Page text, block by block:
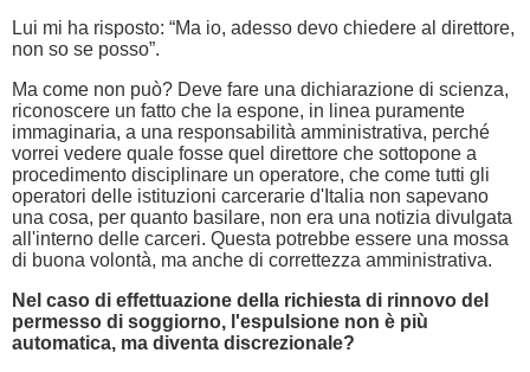
Lui mi ha risposto: “Ma io, adesso devo chiedere al direttore,
non so se posso”.
Ma come non può? Deve fare una dichiarazione di scienza,
riconoscere un fatto che la espone, in linea puramente
immaginaria, a una responsabilità amministrativa, perché
vorrei vedere quale fosse quel direttore che sottopone a
procedimento disciplinare un operatore, che come tutti gli
operatori delle istituzioni carcerarie d'Italia non sapevano
una cosa, per quanto basilare, non era una notizia divulgata
all'interno delle carceri. Questa potrebbe essere una mossa
di buona volontà, ma anche di correttezza amministrativa.
Nel caso di effettuazione della richiesta di rinnovo del
permesso di soggiorno, l'espulsione non è più
automatica, ma diventa discrezionale?